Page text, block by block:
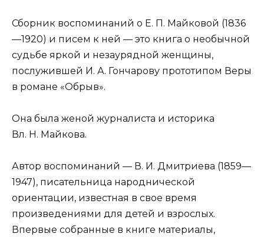
Сборник воспоминаний о Е. П. Майковой (1836
—1920) и писем к ней — это книга о необычной
судьбе яркой и незаурядной женщины,
послужившей И. А. Гончарову прототипом Веры
в романе «Обрыв».
Она была женой журналиста и историка
Вл. Н. Майкова.
Автор воспоминаний — В. И. Дмитриева (1859—
1947), писательница народнической
ориентации, известная в свое время
произведениями для детей и взрослых.
Впервые собранные в книге материалы,